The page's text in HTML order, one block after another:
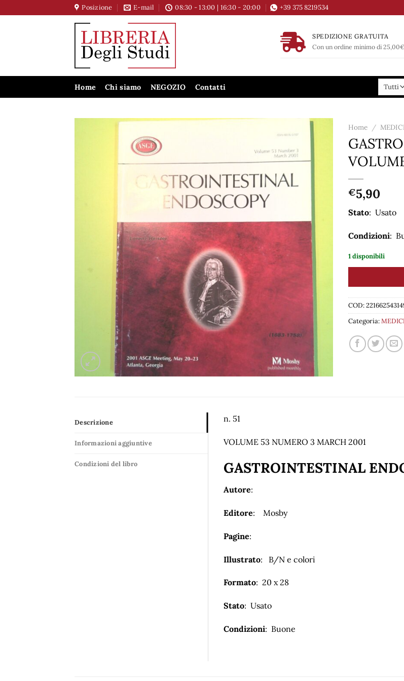
ai
Posizione E-mail 08:30 - 13:00 | 16:30 - 20:00 +39 375 8219534
SPEDIZIONE GRATUITA
Con un ordine minimo di 25,00€
Home Chi siamo NEGOZIO Contatti
Aggiungi
alla lista
Home /
€5,90
Stato: Usato
Condizioni:
1 disponibili
COD:
Categoria:
Descrizione
Informazioni aggiuntive
Condizioni del libro
n. 51
VOLUME 53 NUMERO 3 MARCH 2001
GASTROINTESTINAL
Autore:
Editore: Mosby
Pagine:
Illustrato: B/N e colori
Formato: 20 x 28
Stato: Usato
Condizioni: Buone